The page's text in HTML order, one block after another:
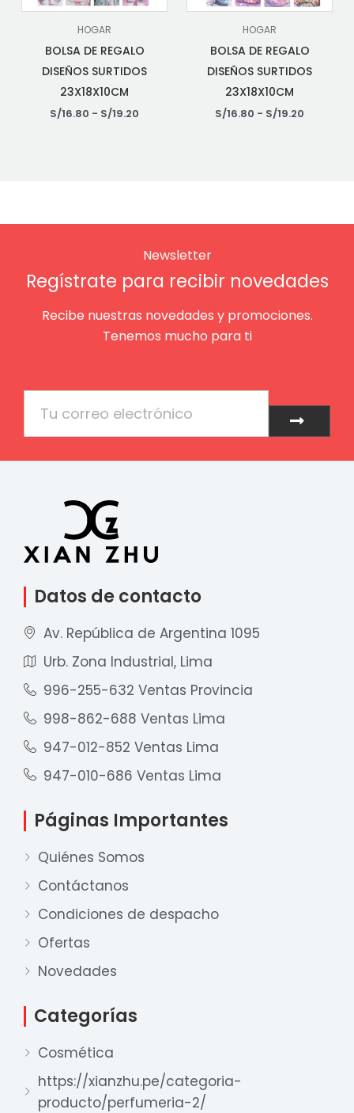
HOGAR
BOLSA DE REGALO
DISEÑOS SURTIDOS
23X18X10CM
S/16.80 - S/19.20
HOGAR
BOLSA DE REGALO
DISEÑOS SURTIDOS
23X18X10CM
S/16.80 - S/19.20
Newsletter
Regístrate para recibir novedades
Recibe nuestras novedades y promociones.
Tenemos mucho para ti
Enviar
Datos de contacto
Av. República de Argentina 1095
Urb. Zona Industrial, Lima
996-255-632 Ventas Provincia
998-862-688 Ventas Lima
947-012-852 Ventas Lima
947-010-686 Ventas Lima
Páginas Importantes
Quiénes Somos
Contáctanos
Condiciones de despacho
Ofertas
Novedades
Categorías
Cosmética
https://xianzhu.pe/categoria-
producto/perfumeria-2/
para responder a sus preguntas. ¡Lo
ayudaremos con gusto!
Ventas Provincia
Xian Zhu